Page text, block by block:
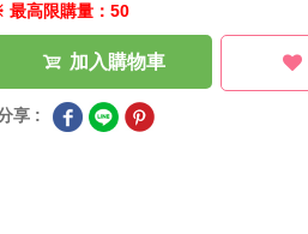
最高限購量：50
加入購物車
享 :